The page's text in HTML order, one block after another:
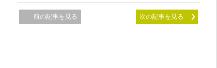
前の記事を見る 次の記事を見る